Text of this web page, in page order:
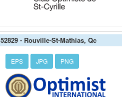
52829 - Rouville-St-Mathias, Qc
EPS JPG PNG